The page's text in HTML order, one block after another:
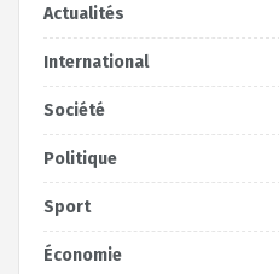
Actualités
International
Société
Politique
Sport
Économie